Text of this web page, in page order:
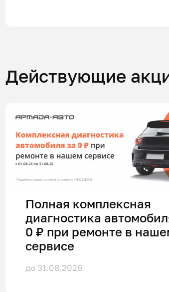
Действующие
Полная комплексная
диагностика
0 ₽ при ремонте в
сервисе
до 31.08.2026